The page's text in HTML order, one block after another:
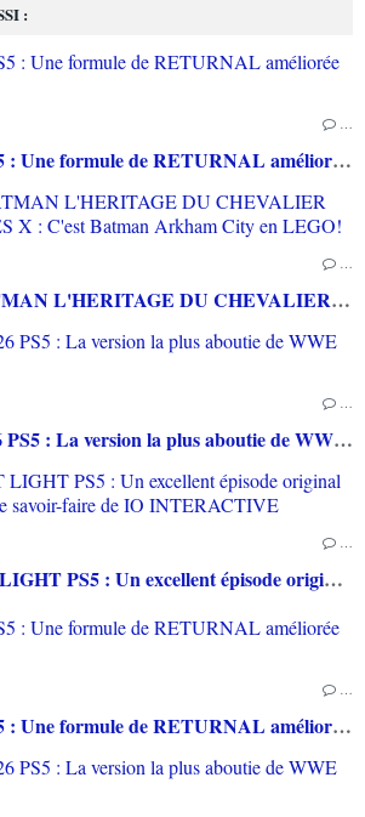
:
[TEST] SAROS PS5 : Une formule de RETURNAL améliorée et interessante
[TEST] LEGO BATMAN L'HERITAGE DU CHEVALIER NOIR XBOX SERIES X : C'est Batman Arkham City en LEGO!
[TEST] WWE 2K26 PS5 : La version la plus aboutie de WWE 2K depuis la pause
[TEST] 007 FIRST LIGHT PS5 : Un excellent épisode original de James Bond avec le savoir-faire de IO INTERACTIVE
[TEST] SAROS PS5 : Une formule de RETURNAL améliorée et interessante